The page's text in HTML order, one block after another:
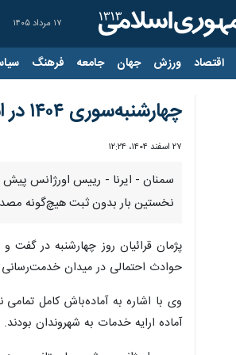
۱۷ مرداد ۱۴۰۵
اقتصاد ورزش جهان جامعه فرهنگ
چهارشنبه‌سوری ۱۴۰۴ در استان سمنان بدون مصدوم سپری شد
۲۷ اسفند ۱۴۰۴، ۱۲:۲۴